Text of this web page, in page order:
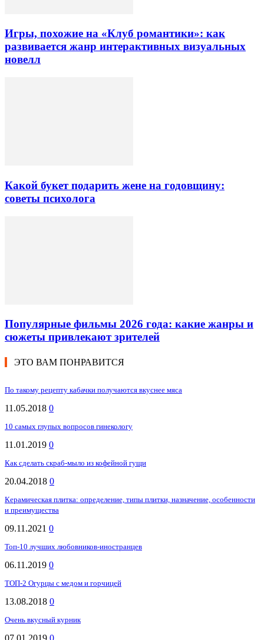
Игры, похожие на «Клуб романтики»: как
развивается жанр интерактивных визуальных
новелл
Какой букет подарить жене на годовщину:
советы психолога
Популярные фильмы 2026 года: какие жанры и
сюжеты привлекают зрителей
ЭТО ВАМ ПОНРАВИТСЯ
По такому рецепту кабачки получаются вкуснее мяса
11.05.2018 0
10 самых глупых вопросов гинекологу
11.01.2019 0
Как сделать скраб-мыло из кофейной гущи
20.04.2018 0
Керамическая плитка: определение, типы плитки, назначение, особенности
и преимущества
09.11.2021 0
Топ-10 лучших любовников-иностранцев
06.11.2019 0
ТОП-2 Огурцы с медом и горчицей
13.08.2018 0
Очень вкусный курник
07.01.2019 0